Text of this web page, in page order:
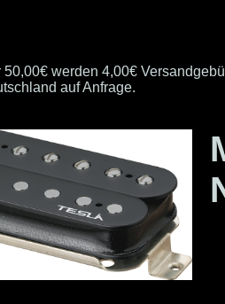
werden 4,00€
auf Anfrage.